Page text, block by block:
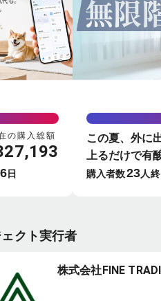
の購入総額
日
この夏、外に
上るだけで有
トレ、家がジ
購入者数23人
クト実行者
株式会社FINE